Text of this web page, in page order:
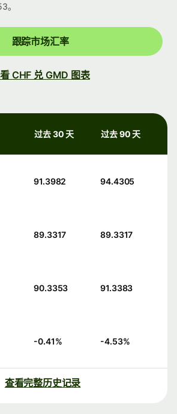
。
跟踪市场汇率
CHF 兑 GMD 图表
过去 30 天 过去 90 天
91.3982 94.4305
89.3317 89.3317
90.3353 91.3383
-0.41% -4.53%
查看完整历史记录